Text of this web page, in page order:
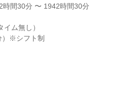
間30分 〜 1942時間30分
ム無し）
）※シフト制